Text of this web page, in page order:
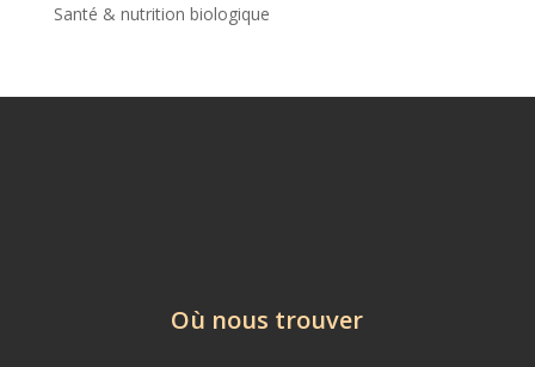
Santé & nutrition biologique
Où nous trouver